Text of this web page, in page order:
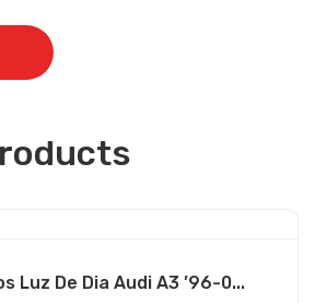
Luz De Dia Audi A3 ’96-0...